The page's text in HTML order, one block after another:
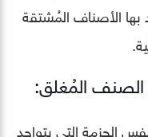
بها الأصناف المُشتقة
المُغلق:
الحزمة التي يتواجد